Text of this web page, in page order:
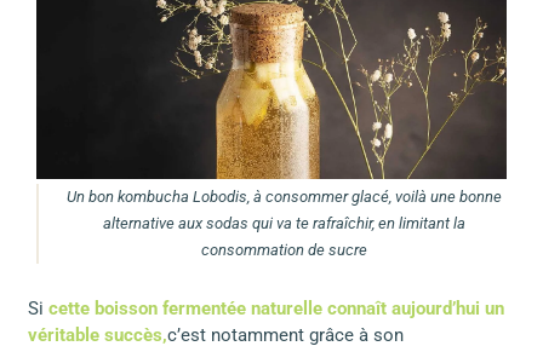
Un bon kombucha Lobodis, à consommer glacé, voilà une bonne
alternative aux sodas qui va te rafraîchir, en limitant la
consommation de sucre
Si cette boisson fermentée naturelle connaît aujourd’hui un
véritable succès,c’est notamment grâce à son